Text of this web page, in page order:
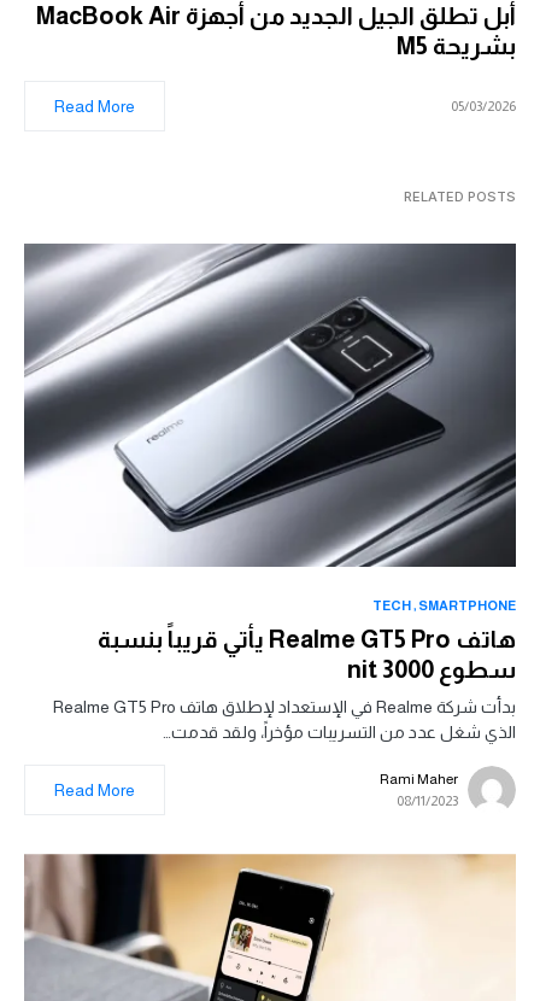
أبل تطلق الجيل الجديد من أجهزة MacBook Air
بشريحة M5
05/03/2026
Read More
RELATED POSTS
SMARTPHONE
TECH
هاتف Realme GT5 Pro يأتي قريباً بنسبة
سطوع 3000 nit
بدأت شركة Realme في الإستعداد لإطلاق هاتف Realme GT5 Pro
الذي شغل عدد من التسريبات مؤخراً، ولقد قدمت…
Rami Maher
08/11/2023
Read More